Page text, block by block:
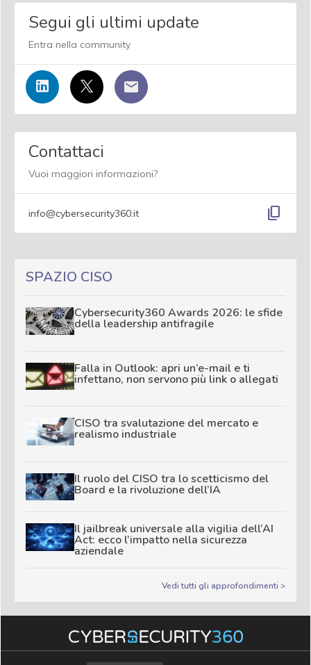
Segui gli ultimi update
Entra nella community
Contattaci
Vuoi maggiori informazioni?
info@cybersecurity360.it content_copy
SPAZIO CISO
Cybersecurity360 Awards 2026: le sfide
della leadership antifragile
Falla in Outlook: apri un’e-mail e ti
infettano, non servono più link o allegati
CISO tra svalutazione del mercato e
realismo industriale
Il ruolo del CISO tra lo scetticismo del
Board e la rivoluzione dell’IA
Il jailbreak universale alla vigilia dell’AI
Act: ecco l’impatto nella sicurezza
aziendale
Vedi tutti gli approfondimenti >